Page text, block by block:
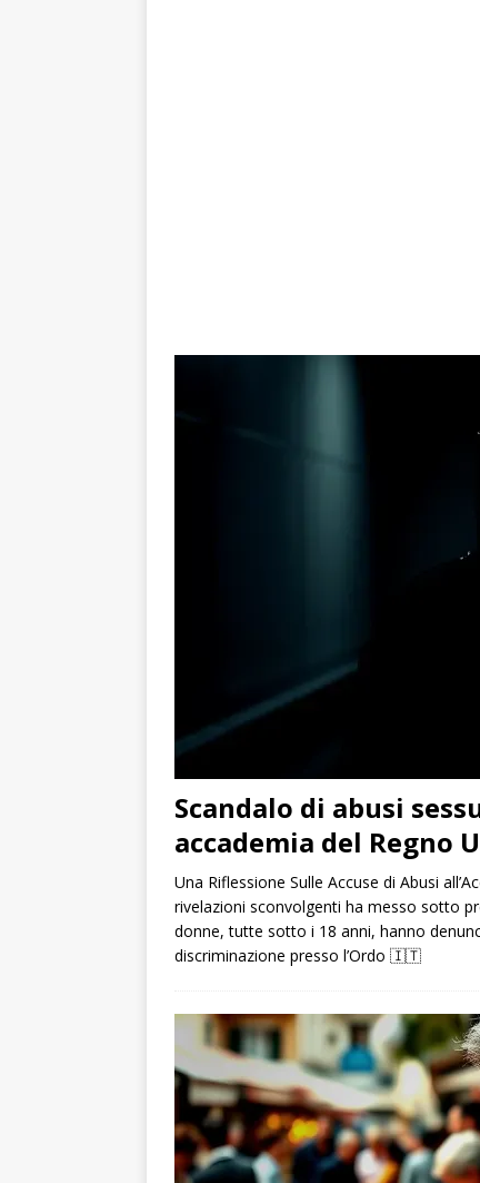
Scandalo di abusi
accademia del Regno
Una Riflessione Sulle Accuse di Abusi
rivelazioni sconvolgenti ha messo sotto
donne, tutte sotto i 18 anni, hanno
discriminazione presso l’Ordo 🇮🇹